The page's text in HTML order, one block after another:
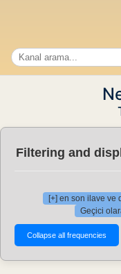
Filtering and
[+] en son ilave ve
Geçici